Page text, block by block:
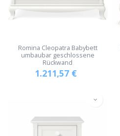
Romina Cleopatra Babybett
umbaubar geschlossene
Rückwand
1.211,57€